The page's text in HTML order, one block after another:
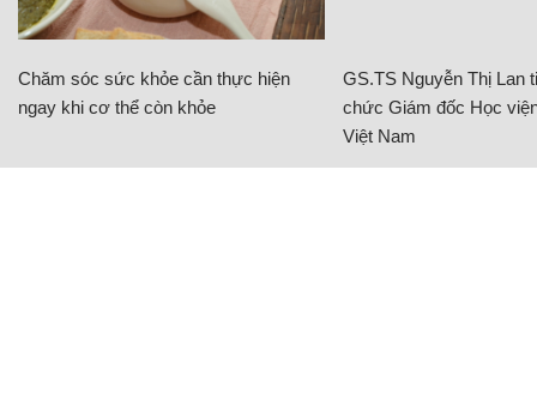
Chăm sóc sức khỏe cần thực hiện
ngay khi cơ thể còn khỏe
GS.TS Nguyễn Thị Lan
chức Giám đốc Học
Việt Nam